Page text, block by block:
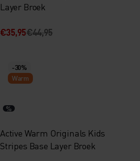
Layer Broek
€35,95€44,95
-30%
Warm
%
Active Warm Originals Kids
Stripes Base Layer Broek